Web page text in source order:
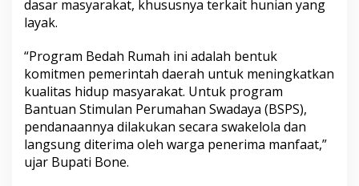
i
T
a
n
e
t
e
R
i
a
dasar masyarakat, khususnya terkait hunian yang
layak.
“Program Bedah Rumah ini adalah bentuk
komitmen pemerintah daerah untuk meningkatkan
kualitas hidup masyarakat. Untuk program
Bantuan Stimulan Perumahan Swadaya (BSPS),
pendanaannya dilakukan secara swakelola dan
langsung diterima oleh warga penerima manfaat,”
ujar Bupati Bone.